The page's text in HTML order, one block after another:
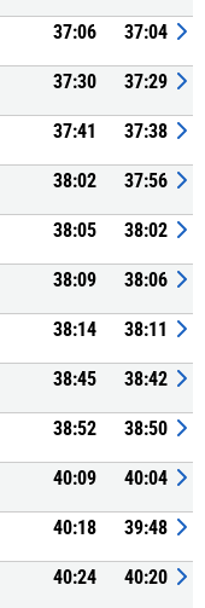
37:06 37:04
37:30 37:29
37:41 37:38
38:02 37:56
38:05 38:02
38:09 38:06
38:14 38:11
38:45 38:42
38:52 38:50
40:09 40:04
40:18 39:48
40:24 40:20